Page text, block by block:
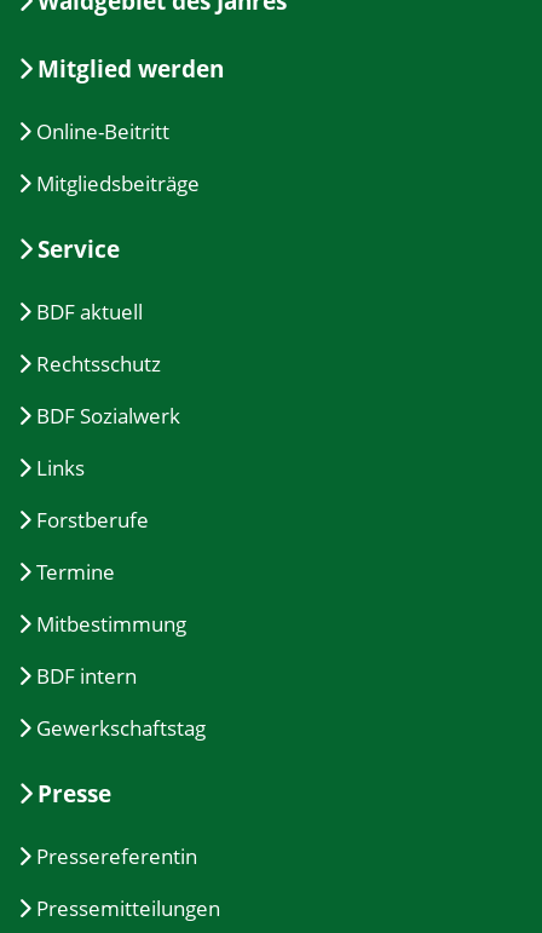
Mitglied werden
Online-Beitritt
Mitgliedsbeiträge
Service
BDF aktuell
Rechtsschutz
BDF Sozialwerk
Links
Forstberufe
Termine
Mitbestimmung
BDF intern
Gewerkschaftstag
Presse
Pressereferentin
Pressemitteilungen